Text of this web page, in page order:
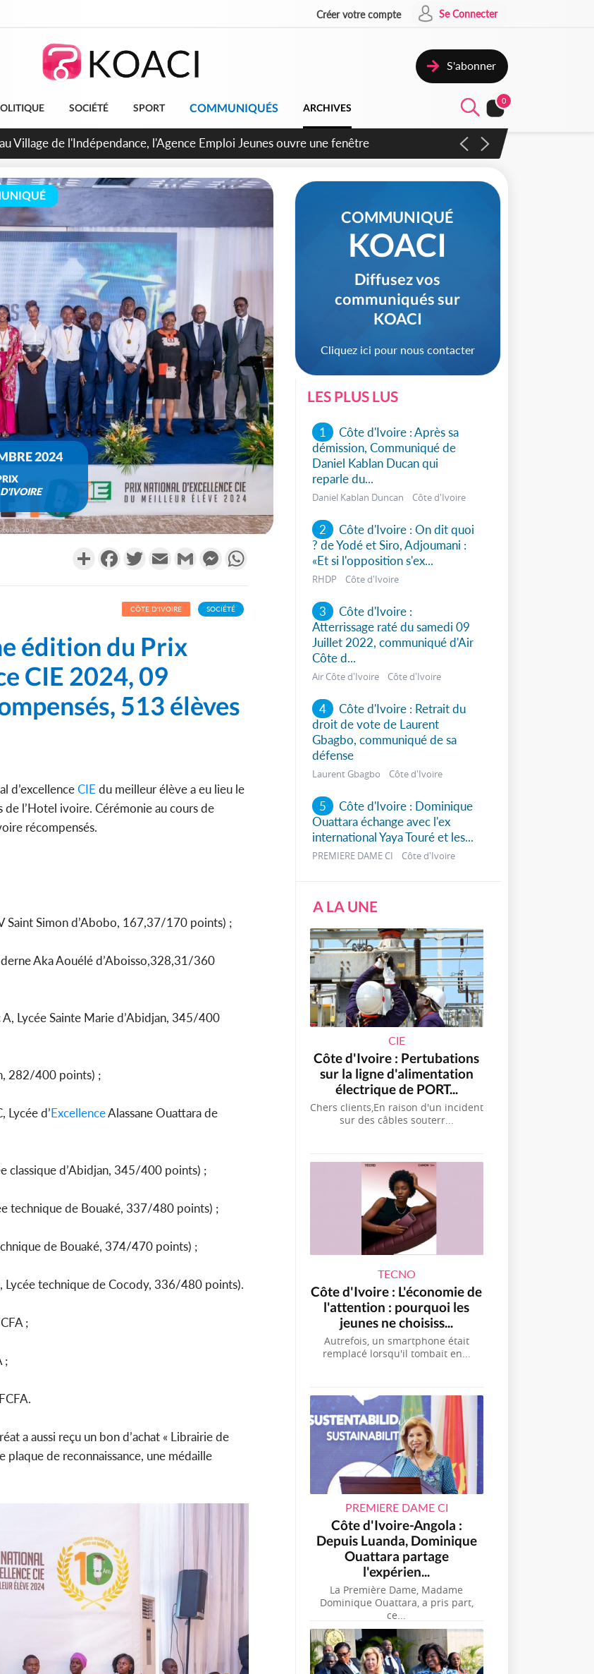
Créer votre compte Se Connecter
S'abonner
SOCIÉTÉ SPORT COMMUNIQUÉS ARCHIVES
0
après la fronde, les agents contractuels obtiennent un accord avec la
2024
PartagerFacebookTwitterEmail Gmail Messenger
CÔTE D'IVOIRE SOCIÉTÉ
édition du Prix
CIE 2024, 09
513 élèves
d’excellenceCIE du meilleur élève a eu lieu le
l’Hotel ivoire. Cérémonie au cours de
récompensés.
Saint Simon d’Abobo, 167,37/170 points) ;
Aka Aouélé d’Aboisso,328,31/360
Lycée Sainte Marie d’Abidjan, 345/400
282/400 points) ;
Lycée d’ExcellenceAlassane Ouattara de
classique d’Abidjan, 345/400 points) ;
technique de Bouaké, 337/480 points) ;
de Bouaké, 374/470 points) ;
Lycée technique de Cocody, 336/480 points).
;
;
a aussi reçu un bon d’achat « Librairie de
plaque de reconnaissance, une médaille
COMMUNIQUÉ
KOACI
Diffusez vos
communiqués sur
KOACI
Cliquez ici pour nous contacter
LES PLUS LUS
1
Côte d'Ivoire : Après sa
démission, Communiqué de
Daniel Kablan Ducan qui
reparle du...
Daniel Kablan Duncan Côte d'Ivoire
2
Côte d'Ivoire : On dit quoi
? de Yodé et Siro, Adjoumani :
«Et si l'opposition s'ex...
RHDP Côte d'Ivoire
3
Côte d'Ivoire :
Atterrissage raté du samedi 09
Juillet 2022, communiqué d'Air
Côte d...
Air Côte d'Ivoire Côte d'Ivoire
4
Côte d'Ivoire : Retrait du
droit de vote de Laurent
Gbagbo, communiqué de sa
défense
Laurent Gbagbo Côte d'Ivoire
5
Côte d'Ivoire : Dominique
Ouattara échange avec l'ex
international Yaya Touré et les...
PREMIERE DAME CI Côte d'Ivoire
A LA UNE
CIE
Côte d'Ivoire : Pertubations
sur la ligne d'alimentation
électrique de PORT...
Chers clients,En raison d'un incident
sur des câbles souterr...
TECNO
Côte d'Ivoire : L'économie de
l'attention : pourquoi les
jeunes ne choisiss...
Autrefois, un smartphone était
remplacé lorsqu'il tombait en...
PREMIERE DAME CI
Côte d'Ivoire-Angola :
Depuis Luanda, Dominique
Ouattara partage
l'expérien...
La Première Dame, Madame
Dominique Ouattara, a pris part,
ce...